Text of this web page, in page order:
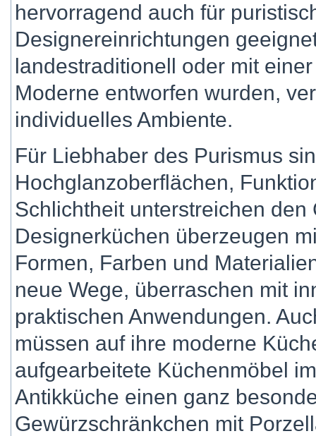
hervorragend auch für
Designereinrichtungen
landestraditionell oder mit
Moderne entworfen wurden,
individuelles Ambiente.
Für Liebhaber des Purismus
Hochglanzoberflächen,
Schlichtheit unterstreichen
Designerküchen überzeugen
Formen, Farben und
neue Wege, überraschen mit
praktischen Anwendungen.
müssen auf ihre moderne
aufgearbeitete Küchenmöbel
Antikküche einen ganz
Gewürzschränkchen mit